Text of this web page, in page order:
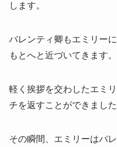
します。
バレンティ卿もエミリー
もとへと近づいてきます。
軽く挨拶を交わしたエミ
チを返すことができました
その瞬間、エミリーはバ